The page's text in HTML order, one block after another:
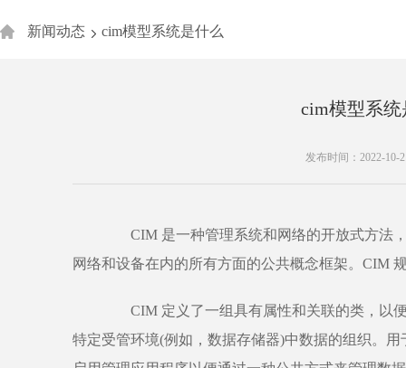
新闻动态 cim模型系统是什么
cim模型系统
发布时间：2022-10-
CIM 是一种管理系统和网络的开放式方法
网络和设备在内的所有方面的公共概念框架。CIM
CIM 定义了一组具有属性和关联的类，以
特定受管环境(例如，数据存储器)中数据的组织。